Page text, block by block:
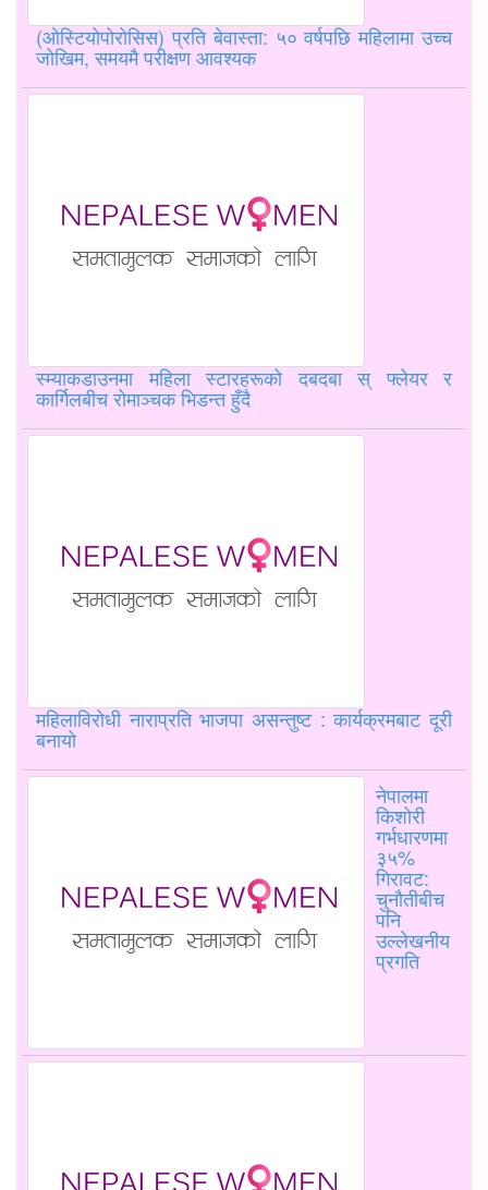
(ओस्टियोपोरोसिस) प्रति बेवास्ता: ५० वर्षपछि महिलामा उच्च
जोखिम, समयमै परीक्षण आवश्यक
स्म्याकडाउनमा महिला स्टारहरूको दबदबा स् फ्लेयर र
कार्गिलबीच रोमाञ्चक भिडन्त हुँदै
महिलाविरोधी नाराप्रति भाजपा असन्तुष्ट : कार्यक्रमबाट दूरी
बनायो
नेपालमा
किशोरी
गर्भधारणमा
३५%
गिरावट:
चुनौतीबीच
पनि
उल्लेखनीय
प्रगति